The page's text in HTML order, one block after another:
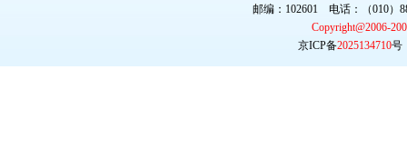
邮编：102601 电话：（010）
Copyright@2006-
京ICP备2025134710号